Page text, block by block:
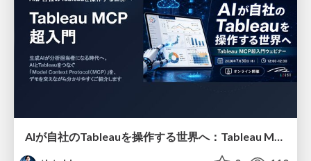
AIが自社のTableauを操作する世界へ：Tableau MCP超入門